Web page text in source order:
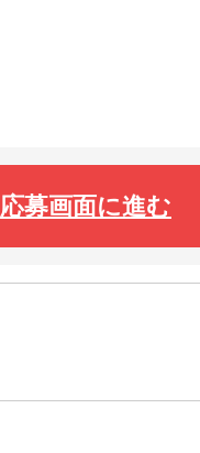
応募画面に進む